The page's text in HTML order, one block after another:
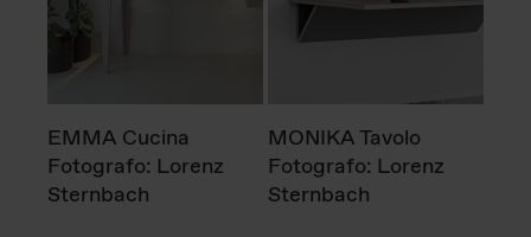
EMMA Cucina
Fotografo: Lorenz
Sternbach
MONIKA Tavolo
Fotografo: Lorenz
Sternbach